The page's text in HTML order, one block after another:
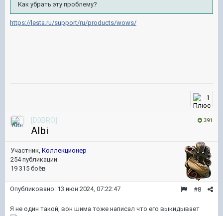
Как убрать эту проблему?
https://lesta.ru/support/ru/products/wows/
1
391
[D0BRO]
AIbi
Участник, Коллекционер
254 публикации
19 315 боёв
#8
Опубликовано: 13 июн 2024, 07:22:47
Я не один такой, вон шима тоже написал что его выкидывает